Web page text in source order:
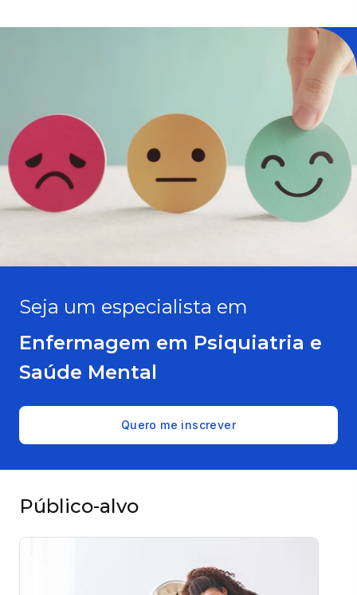
Seja um especialista em
Enfermagem em Psiquiatria e
Saúde Mental
Quero me inscrever
Público-alvo